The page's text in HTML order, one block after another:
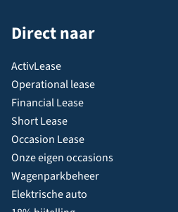
Direct naar
ActivLease
Operational lease
Financial Lease
Short Lease
Occasion Lease
Onze eigen occasions
Wagenparkbeheer
Elektrische auto